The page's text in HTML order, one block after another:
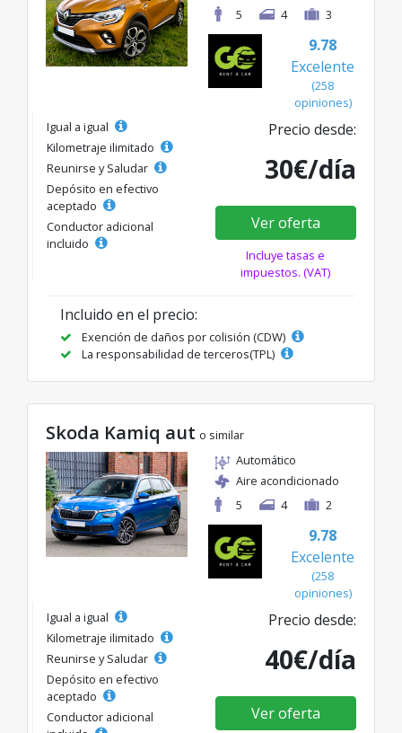
5
4 3
9.78
Excelente
(258
opiniones)
Igual a igual
Kilometraje ilimitado
Reunirse y Saludar
Depósito en efectivo
aceptado
Conductor adicional
incluido
Precio desde:
30€/día
Ver oferta
Incluye tasas e
impuestos. (VAT)
Incluido en el precio:
Exención de daños por colisión (CDW)
La responsabilidad de terceros(TPL)
Skoda Kamiq aut o similar
Automático
Aire acondicionado
5
4 2
9.78
Excelente
(258
opiniones)
Igual a igual
Kilometraje ilimitado
Reunirse y Saludar
Depósito en efectivo
aceptado
Conductor adicional
Precio desde:
40€/día
Ver oferta